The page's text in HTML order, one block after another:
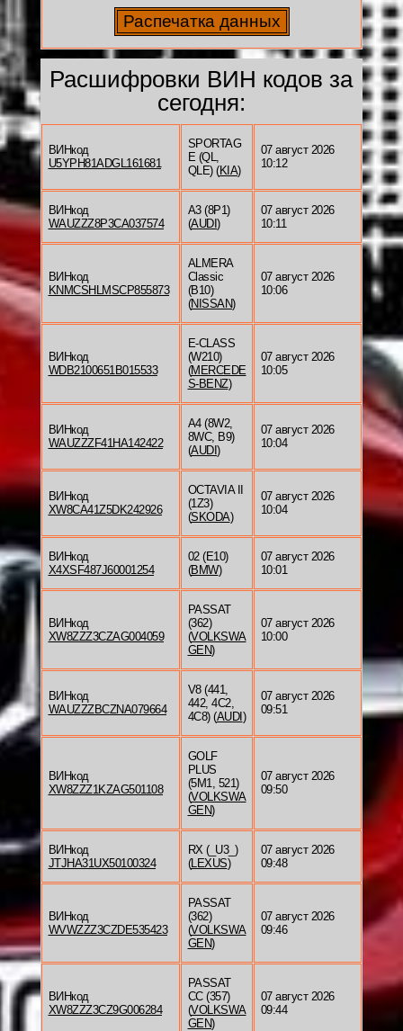
Расшифровки ВИН кодов за
сегодня:
ВИНкод
U5YPH81ADGL161681
SPORTAG
E (QL,
QLE) (KIA)
07 август 2026
10:12
ВИНкод
WAUZZZ8P3CA037574
A3 (8P1)
(AUDI )
07 август 2026
10:11
ВИНкод
KNMCSHLMSCP855873
ALMERA
Classic
(B10)
(NISSAN)
07 август 2026
10:06
ВИНкод
WDB2100651B015533
E-CLASS
(W210)
(MERCEDE
S-BENZ)
07 август 2026
10:05
ВИНкод
WAUZZZF41HA142422
A4 (8W2,
8WC, B9)
(AUDI )
07 август 2026
10:04
ВИНкод
XW8CA41Z5DK242926
OCTAVIA II
(1Z3)
(SKODA)
07 август 2026
10:04
ВИНкод
X4XSF487J60001254
02 (E10)
(BMW)
07 август 2026
10:01
ВИНкод
XW8ZZZ3CZAG004059
PASSAT
(362)
(VOLKSWA
GEN)
07 август 2026
10:00
ВИНкод
WAUZZZBCZNA079664
V8 (441,
442, 4C2,
4C8) (AUDI )
07 август 2026
09:51
ВИНкод
XW8ZZZ1KZAG501108
GOLF
PLUS
(5M1, 521)
(VOLKSWA
GEN)
07 август 2026
09:50
ВИНкод
JTJHA31UX50100324
RX (_U3_)
(LEXUS)
07 август 2026
09:48
ВИНкод
WVWZZZ3CZDE535423
PASSAT
(362)
(VOLKSWA
GEN)
07 август 2026
09:46
ВИНкод
XW8ZZZ3CZ9G006284
PASSAT
CC (357)
(VOLKSWA
GEN)
07 август 2026
09:44